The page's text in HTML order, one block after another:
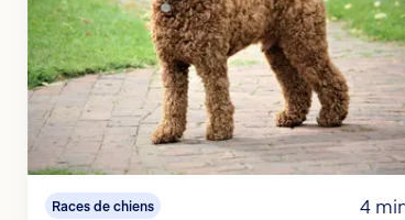
Races de chiens 4